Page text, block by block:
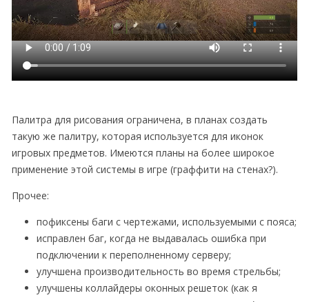
Палитра для рисования ограничена, в планах создать
такую же палитру, которая используется для иконок
игровых предметов. Имеются планы на более широкое
применение этой системы в игре (граффити на стенах?).
Прочее:
пофиксены баги с чертежами, используемыми с пояса;
исправлен баг, когда не выдавалась ошибка при
подключении к переполненному серверу;
улучшена производительность во время стрельбы;
улучшены коллайдеры оконных решеток (как я